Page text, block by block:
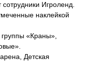
Игроленд.
наклейкой
группы «Краны»,
Детская